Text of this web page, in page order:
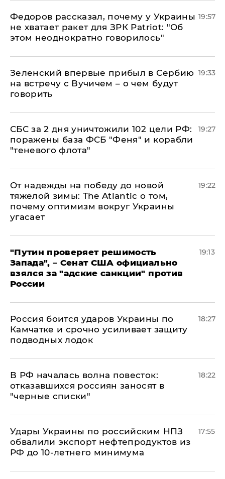
Федоров рассказал, почему у Украины
не хватает ракет для ЗРК Patriot: "Об
этом неоднократно говорилось"
19:57
Зеленский впервые прибыл в Сербию
на встречу с Вучичем – о чем будут
говорить
19:33
СБС за 2 дня уничтожили 102 цели РФ:
поражены база ФСБ "Феня" и корабли
"теневого флота"
19:27
От надежды на победу до новой
тяжелой зимы: The Atlantic о том,
почему оптимизм вокруг Украины
угасает
19:22
"Путин проверяет решимость
Запада", – Сенат США официально
взялся за "адские санкции" против
России
19:13
Россия боится ударов Украины по
Камчатке и срочно усиливает защиту
подводных лодок
18:27
​В РФ началась волна повесток:
отказавшихся россиян заносят в
"черные списки"
18:22
Удары Украины по российским НПЗ
обвалили экспорт нефтепродуктов из
РФ до 10-летнего минимума
17:55